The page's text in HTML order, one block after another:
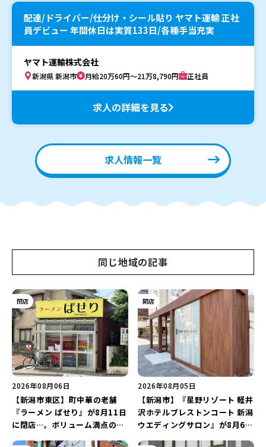
配達/ドライバー/仕分け・シール貼り ヤマト運輸 正社
員デビュー 年間休日は実質133日/各種手当充実
ヤマト運輸株式会社
新潟県 新潟市 月給20万60円～21万8,790円 正社員
求人の詳細を見る
求人情報一覧
同じ地域の記事
閉店
2026年08月06日
【新潟市東区】町中華の老舗
『ラーメン ぱせり』が8月11日
に閉店…。ボリューム満点の名
開店
2026年08月05日
【新潟市】『星野リゾート 軽井
沢ホテルブレストンコート 新潟
ウエディングサロン』が8月6日